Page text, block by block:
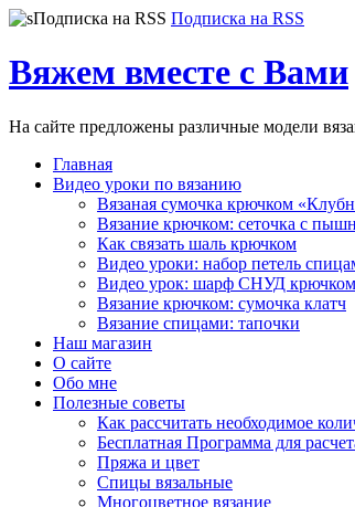
Подписка на RSS
Вяжем вместе с Вами
На сайте предложены различные модели
Главная
Видео уроки по вязанию
Вязаная сумочка крючком
Вязание крючком: сеточка с
Как связать шаль крючком
Видео уроки: набор петель
Видео урок: шарф СНУД крючком
Вязание крючком: сумочка клатч
Вязание спицами: тапочки
Наш магазин
О сайте
Обо мне
Полезные советы
Как рассчитать необходимое
Бесплатная Программа для
Пряжа и цвет
Спицы вязальные
Многоцветное вязание